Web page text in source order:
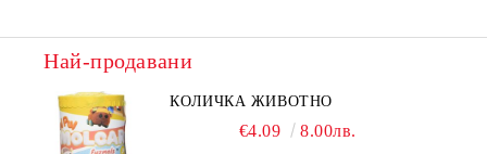
Най-продавани
КОЛИЧКА ЖИВОТНО
€4.09 8.00лв.